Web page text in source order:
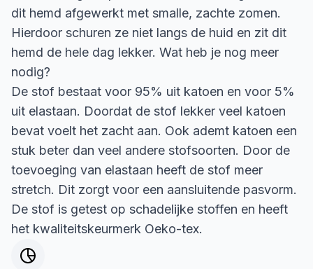
dit hemd afgewerkt met smalle, zachte zomen.
Hierdoor schuren ze niet langs de huid en zit dit
hemd de hele dag lekker. Wat heb je nog meer
nodig?
De stof bestaat voor 95% uit katoen en voor 5%
uit elastaan. Doordat de stof lekker veel katoen
bevat voelt het zacht aan. Ook ademt katoen een
stuk beter dan veel andere stofsoorten. Door de
toevoeging van elastaan heeft de stof meer
stretch. Dit zorgt voor een aansluitende pasvorm.
De stof is getest op schadelijke stoffen en heeft
het kwaliteitskeurmerk Oeko-tex.